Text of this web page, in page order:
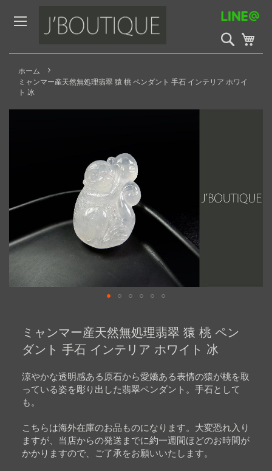
to
Content
検
索
開
ホーム
ミャンマー産天然無処理翡翠 猿 桃 ペンダント 手石 インテリア ホワイ
ト 冰
Skip
beginning
images
gallery
ミャンマー産天然無処理翡翠 猿 桃 ペン
ダント 手石 インテリア ホワイト 冰
涼やかな透明感ある原石から愛嬌ある表情の猿が桃を取
っている姿を彫り出した翡翠ペンダント。手石として
も。
こちらは海外在庫のお品ものになります。大変恐れ入り
ますが、当店からの発送までに約一週間ほどのお時間が
かかりますので、ご了承をお願いいたします。